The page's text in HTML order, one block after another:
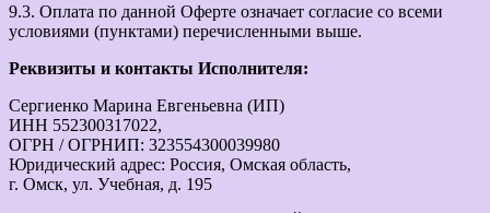
9.3. Оплата по данной Оферте означает согласие со всеми
условиями (пунктами) перечисленными выше.
Реквизиты и контакты Исполнителя:
Сергиенко Марина Евгеньевна (ИП)
ИНН 552300317022,
ОГРН / ОГРНИП: 323554300039980
Юридический адрес: Россия, Омская область,
г. Омск, ул. Учебная, д. 195